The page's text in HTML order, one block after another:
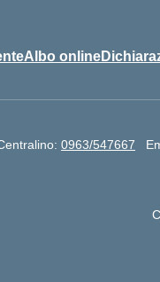
Albo online
0963/547667